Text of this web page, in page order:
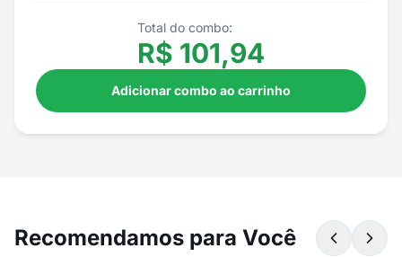
Total do combo:
R$ 101,94
Adicionar combo ao carrinho
Recomendamos para Você